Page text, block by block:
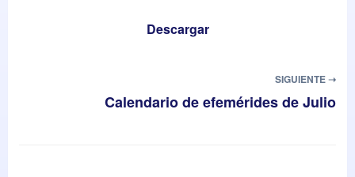
Descargar
SIGUIENTE ➝
Calendario de efemérides de Julio